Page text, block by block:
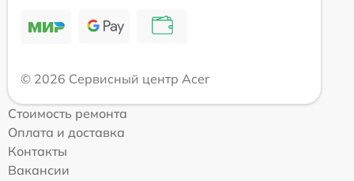
© 2026 Сервисный центр Acer
Стоимость ремонта
Оплата и доставка
Контакты
Вакансии